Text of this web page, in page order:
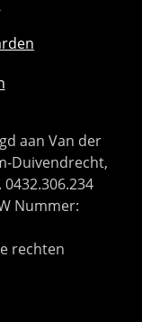
aan Van der
Duivendrecht,
Nummer:
rechten